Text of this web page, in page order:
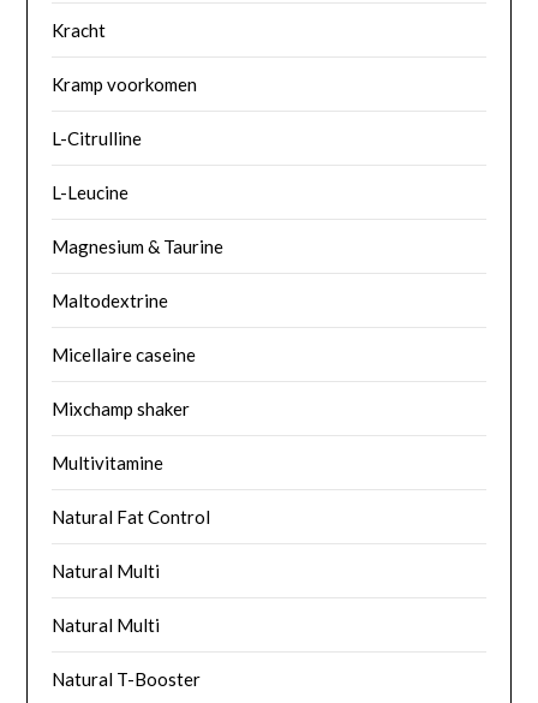
Kracht
Kramp voorkomen
L-Citrulline
L-Leucine
Magnesium & Taurine
Maltodextrine
Micellaire caseine
Mixchamp shaker
Multivitamine
Natural Fat Control
Natural Multi
Natural Multi
Natural T-Booster